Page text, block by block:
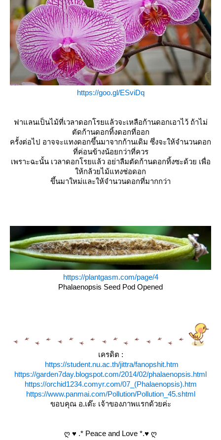
https://goo.gl/ESviDq
ฟาแลนเป็นไม้ที่เวลาดอกโรยแล้วจะเหลือก้านดอกเอาไว้ ถ้าไม่
ตัดก้านดอกทิ้งดอกที่ออก
ครั้งต่อไป อาจจะแทงดอกขึ้นมาจากก้านเดิม ซึ่งจะให้จำนวนดอก
ที่ค่อนข้างน้อยกว่าที่ควร
เพราะฉะนั้น เวลาดอกโรยแล้ว อย่าลืมตัดก้านดอกทิ้งซะด้วย เพื่อ
ห้กล้วยไม้แทงช่อดอก
ขึ้นมาใหม่และให้จำนวนดอกที่มากกว่า
https://plantgasm.com/page/4
Phalaenopsis Seed Pod Opened
เครดิต :
https://student.nu.ac.th/jittra/fanopshit.htm
https://garden7day.blogspot.com/2014/02/phalaenopsis.html
https://orchid1234.comyr.com/07_(Phalaenopsis).htm
https://www.panmai.com/Pollution/Pollution_45.shtml
ขอบคุณ อ.เต๊ะ เจ้าของภาพแรกด้วยค่ะ
ღ ♥ .* Peace and Love *.♥ ღ